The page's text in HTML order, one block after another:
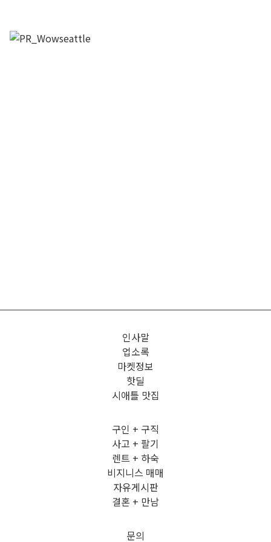
인사말
업소록
마켓정보
핫딜
시애틀 맛집
구인 + 구직
사고 + 팔기
렌트 + 하숙
비지니스 매매
자유게시판
결혼 + 만남
문의